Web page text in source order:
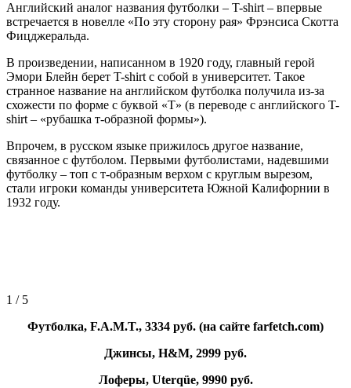
Английский аналог названия футболки – T-shirt – впервые
встречается в новелле «По эту сторону рая» Фрэнсиса Скотта
Фицджеральда.
В произведении, написанном в 1920 году, главный герой
Эмори Блейн берет T-shirt с собой в университет. Такое
странное название на английском футболка получила из-за
схожести по форме с буквой «Т» (в переводе с английского T-
shirt – «рубашка т-образной формы»).
Впрочем, в русском языке прижилось другое название,
связанное с футболом. Первыми футболистами, надевшими
футболку – топ с т-образным верхом с круглым вырезом,
стали игроки команды университета Южной Калифорнии в
1932 году.
1 / 5
Футболка, F.A.M.T., 3334 руб. (на сайте farfetch.com)
Джинсы, H&M, 2999 руб.
Лоферы, Uterqüe, 9990 руб.